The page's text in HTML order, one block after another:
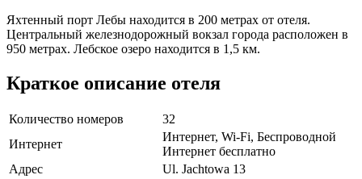
Яхтенный порт Лебы находится в 200 метрах от отеля.
Центральный железнодорожный вокзал города расположен в
950 метрах. Лебское озеро находится в 1,5 км.
Краткое описание отеля
Количество номеров
32
Интернет
Интернет, Wi-Fi, Беспроводной
Интернет бесплатно
Адрес
Ul. Jachtowa 13